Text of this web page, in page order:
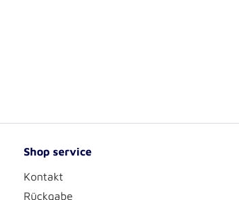
Shop service
Kontakt
Rückgabe